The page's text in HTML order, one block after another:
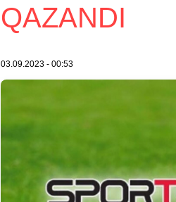
QAZANDI
03.09.2023 - 00:53